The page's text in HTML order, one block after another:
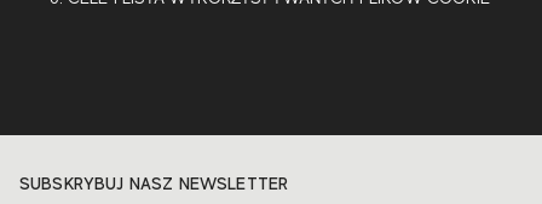
SUBSKRYBUJ NASZ NEWSLETTER